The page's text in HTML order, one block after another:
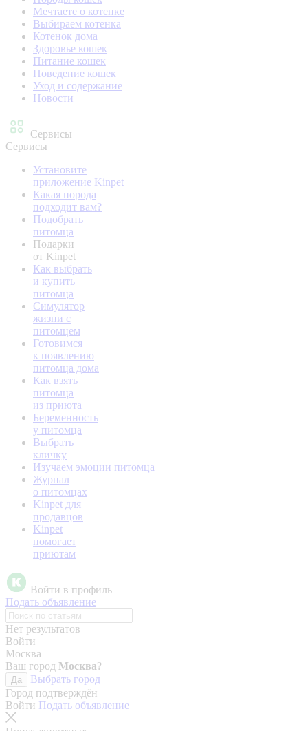
Мечтаете о котенке
Выбираем котенка
Котенок дома
Здоровье кошек
Питание кошек
Поведение кошек
Уход и содержание
Новости
Сервисы
Сервисы
Установите
приложение Kinpet
Какая порода
подходит вам?
Подобрать
питомца
Подарки
от Kinpet
Как выбрать
и купить
питомца
Симулятор
жизни с
питомцем
Готовимся
к появлению
питомца дома
Как взять
питомца
из приюта
Беременность
у питомца
Выбрать
кличку
Изучаем эмоции питомца
Журнал
о питомцах
Kinpet для
продавцов
Kinpet
помогает
приютам
Войти в профиль
Подать объявление
Нет результатов
Войти
Москва
Ваш город Москва?
Да
Выбрать город
Город подтверждён
Войти Подать объявление